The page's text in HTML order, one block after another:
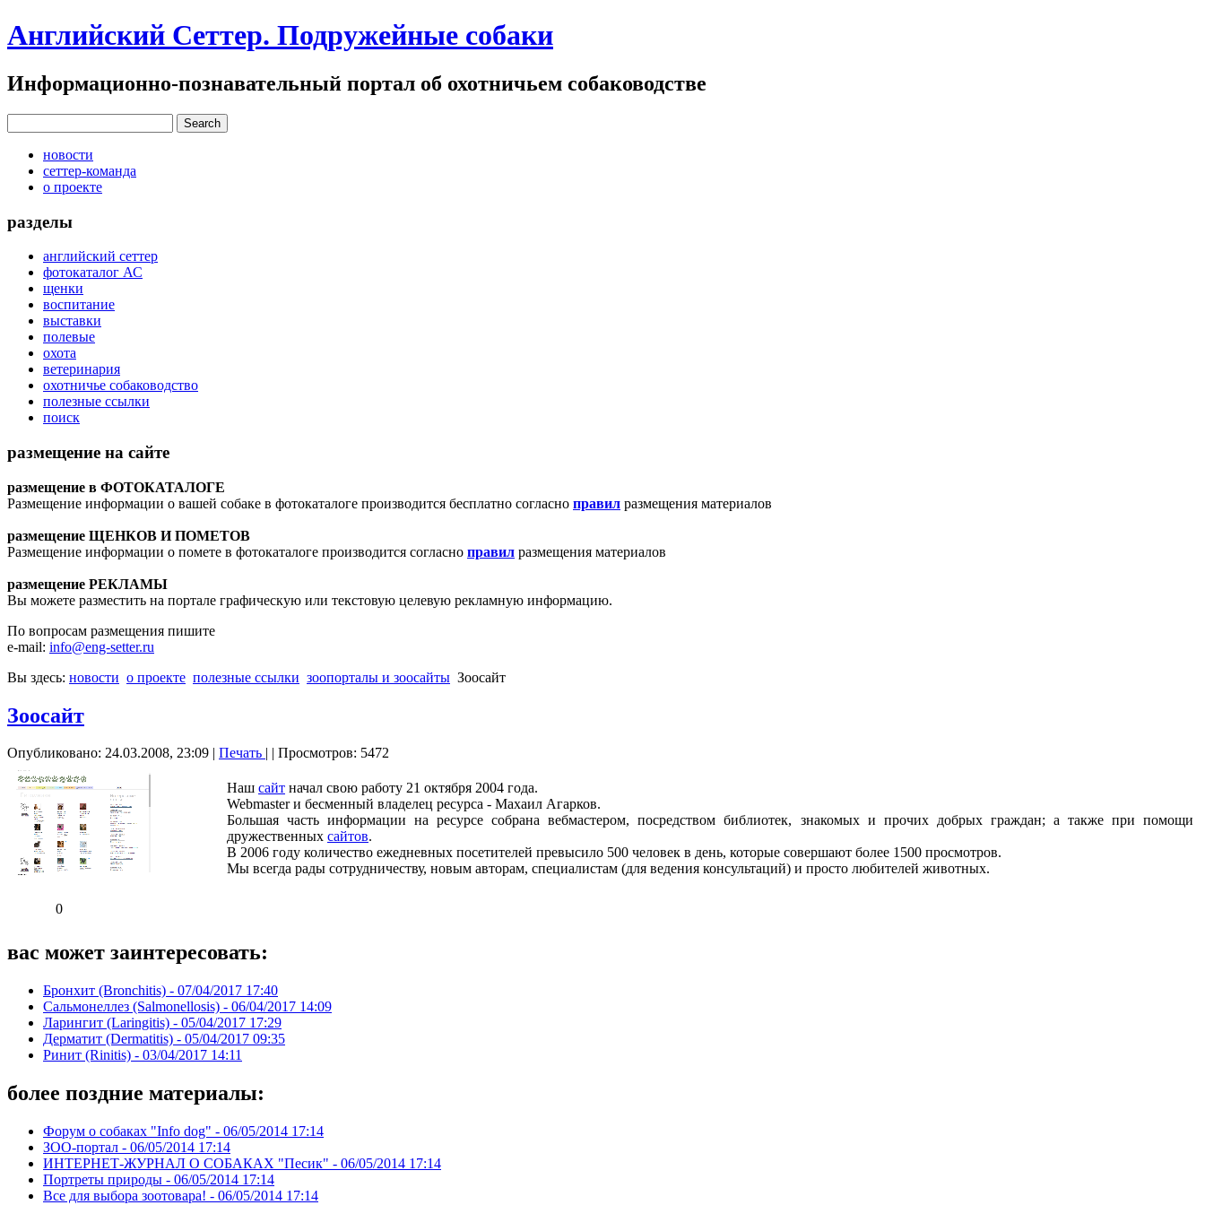
Английский Сеттер. Подружейные собаки
Информационно-познавательный портал об охотничьем собаководстве
новости
сеттер-команда
о проекте
разделы
английский сеттер
фотокаталог АС
щенки
воспитание
выставки
полевые
охота
ветеринария
охотничье собаководство
полезные ссылки
поиск
размещение на сайте
размещение в ФОТОКАТАЛОГЕ
Размещение информации о вашей собаке в фотокаталоге производится бесплатно согласно правил размещения материалов
размещение ЩЕНКОВ И ПОМЕТОВ
Размещение информации о помете в фотокаталоге производится согласно правил размещения материалов
размещение РЕКЛАМЫ
Вы можете разместить на портале графическую или текстовую целевую рекламную информацию.
По вопросам размещения пишите
e-mail: info@eng-setter.ru
Вы здесь: новости о проекте полезные ссылки зоопорталы и зоосайты Зоосайт
Зоосайт
Опубликовано: 24.03.2008, 23:09 Печать | Просмотров: 5472
Наш сайт начал свою работу 21 октября 2004 года.
Webmaster и бесменный владелец ресурса - Махаил Агарков.
Большая часть информации на ресурсе собрана вебмастером, посредством библиотек, знакомых и прочих добрых граждан; а также при помощи
дружественных сайтов.
В 2006 году количество ежедневных посетителей превысило 500 человек в день, которые совершают более 1500 просмотров.
Мы всегда рады сотрудничеству, новым авторам, специалистам (для ведения консультаций) и просто любителей животных.
0
вас может заинтересовать:
Бронхит (Bronchitis) - 07/04/2017 17:40
Сальмонеллез (Salmonellosis) - 06/04/2017 14:09
Ларингит (Laringitis) - 05/04/2017 17:29
Дерматит (Dermatitis) - 05/04/2017 09:35
Ринит (Rinitis) - 03/04/2017 14:11
более поздние материалы:
Форум о собаках "Info dog" - 06/05/2014 17:14
ЗОО-портал - 06/05/2014 17:14
ИНТЕРНЕТ-ЖУРНАЛ О СОБАКАХ "Песик" - 06/05/2014 17:14
Портреты природы - 06/05/2014 17:14
Все для выбора зоотовара! - 06/05/2014 17:14